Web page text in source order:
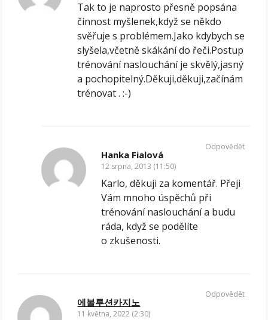
Tak to je naprosto přesně popsána
činnost myšlenek,když se někdo
svěřuje s problémem.Jako kdybych se
slyšela,včetně skákání do řeči.Postup
trénování naslouchání je skvělý,jasný
a pochopitelný.Děkuji,děkuji,začínám
trénovat . :-)
Hanka Fialová
12 srpna, 2013 (11:50)
Karlo, děkuji za komentář. Přeji
Vám mnoho úspěchů při
trénování naslouchání a budu
ráda, když se podělíte
o zkušenosti.
Odpovědět
에볼루션카지노
11 května, 2022 (2:30)
Odpovědět